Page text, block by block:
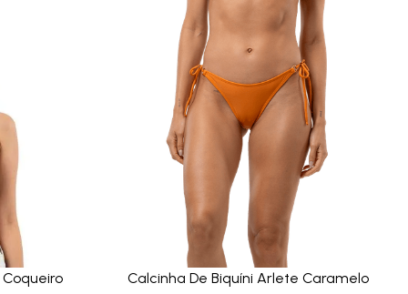
Coqueiro Calcinha De Biquíni Arlete Caramelo